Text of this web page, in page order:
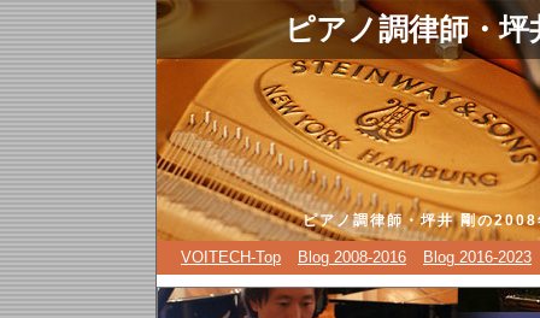
.
ピアノ調律師・
ピアノ調律師・坪井 剛の
VOITECH-Top Blog 2008-2016 Blog 2016-2023